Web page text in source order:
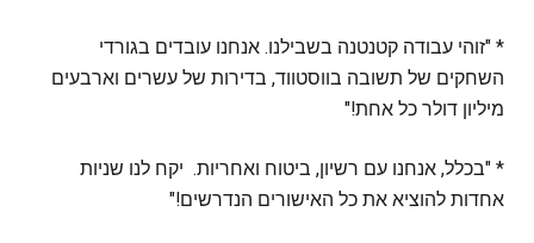
* "זוהי עבודה קטנטנה בשבילנו. אנחנו עובדים בגורדי
השחקים של תשובה בווסטווד, בדירות של עשרים וארבעים
מיליון דולר כל אחת!"
* "בכלל, אנחנו עם רשיון, ביטוח ואחריות. יקח לנו שניות
אחדות להוציא את כל האישורים הנדרשים!"